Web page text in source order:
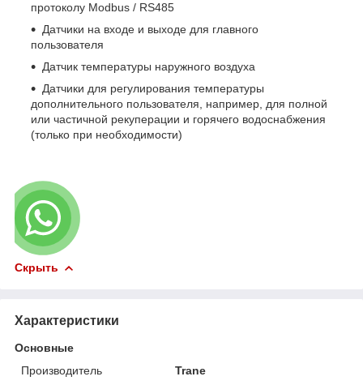
протоколу Modbus / RS485
Датчики на входе и выходе для главного
пользователя
Датчик температуры наружного воздуха
Датчики для регулирования температуры
дополнительного пользователя, например, для полной
или частичной рекуперации и горячего водоснабжения
(только при необходимости)
Скрыть
Характеристики
Основные
Производитель
Trane